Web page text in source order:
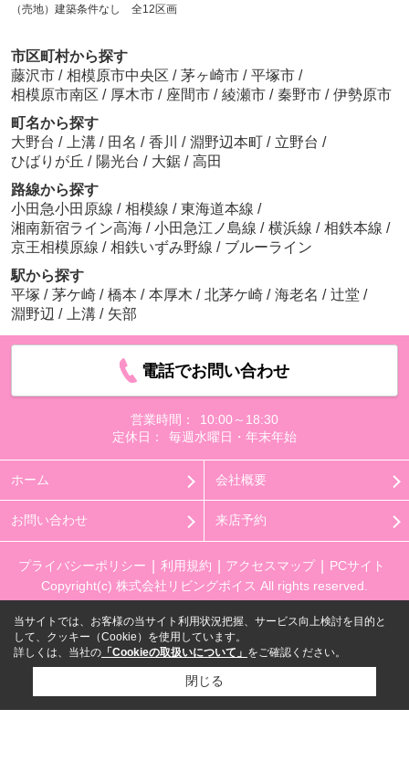
（売地）建築条件なし 全12区画
市区町村から探す
藤沢市 / 相模原市中央区 / 茅ヶ崎市 / 平塚市 /
相模原市南区 / 厚木市 / 座間市 / 綾瀬市 / 秦野市 / 伊勢原市
町名から探す
大野台 / 上溝 / 田名 / 香川 / 淵野辺本町 / 立野台 /
ひばりが丘 / 陽光台 / 大鋸 / 高田
路線から探す
小田急小田原線 / 相模線 / 東海道本線 /
湘南新宿ライン高海 / 小田急江ノ島線 / 横浜線 / 相鉄本線 /
京王相模原線 / 相鉄いずみ野線 / ブルーライン
駅から探す
平塚 / 茅ケ崎 / 橋本 / 本厚木 / 北茅ケ崎 / 海老名 / 辻堂 /
淵野辺 / 上溝 / 矢部
電話でお問い合わせ
営業時間：
10:00～18:30
定休日：
毎週水曜日・年末年始
ホーム 会社概要
お問い合わせ 来店予約
プライバシーポリシー 利用規約 アクセスマップ
PCサイト
Copyright(c) 株式会社リビングボイス All rights reserved.
当サイトでは、お客様の当サイト利用状況把握、サービス向上検討を目的と
して、クッキー（Cookie）を使用しています。
詳しくは、当社の 「Cookieの取扱いについて」 をご確認ください。
閉じる